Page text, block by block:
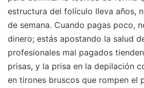
estructura del folículo lleva años,
de semana. Cuando pagas poco,
dinero; estás apostando la salud
profesionales mal pagados
prisas, y la prisa en la depilación
en tirones bruscos que rompen el